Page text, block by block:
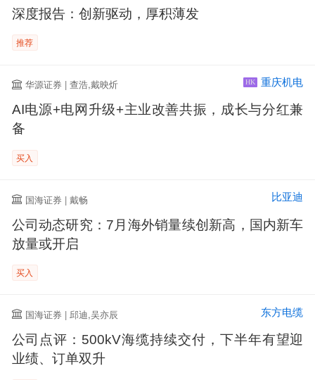
深度报告：创新驱动，厚积薄发
推荐
华源证券 | 查浩,戴映炘 HK 重庆机电
AI电源+电网升级+主业改善共振，成长与分红兼
备
买入
国海证券 | 戴畅 比亚迪
公司动态研究：7月海外销量续创新高，国内新车
放量或开启
买入
国海证券 | 邱迪,吴亦辰 东方电缆
公司点评：500kV海缆持续交付，下半年有望迎
业绩、订单双升